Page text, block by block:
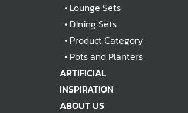
• Lounge Sets
• Dining Sets
• Product Category
• Pots and Planters
ARTIFICIAL
INSPIRATION
ABOUT US